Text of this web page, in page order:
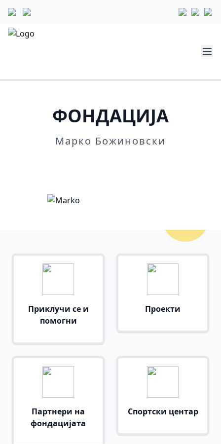
ФОНДАЦИЈА
Марко Божиновски
Приклучи се и
помогни
Проекти
Партнери на
фондацијата
Спортски центар